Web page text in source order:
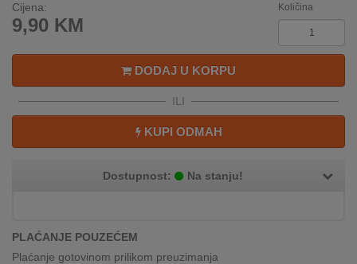
NALOG
BRENDOVI
NOVO
NA
RATE
Cijena:
9,90 KM
Količina
DODAJ U KORPU
ILI
KUPI ODMAH
Dostupnost: Na stanju!
PLAĆANJE POUZEĆEM
Plaćanje gotovinom prilikom preuzimanja